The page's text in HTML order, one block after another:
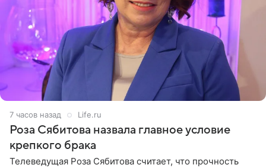
7 часов назад Life.ru
Роза Сябитова назвала главное условие
крепкого брака
Телеведущая Роза Сябитова считает, что прочность